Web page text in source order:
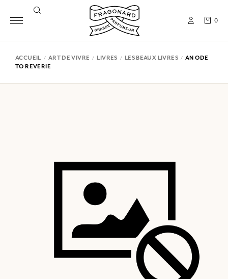
0
ACCUEIL ART DE VIVRE LIVRES LES BEAUX LIVRES
AN ODE
TO REVERIE